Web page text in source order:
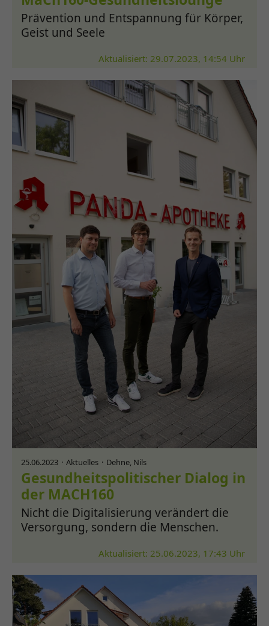
Prävention und Entspannung für Körper,
Geist und Seele
Aktualisiert: 29.07.2023, 14:54 Uhr
25.06.2023 Aktuelles Dehne, Nils
Gesundheitspolitischer Dialog in
der MACH160
Nicht die Digitalisierung verändert die
Versorgung, sondern die Menschen.
Aktualisiert: 25.06.2023, 17:43 Uhr